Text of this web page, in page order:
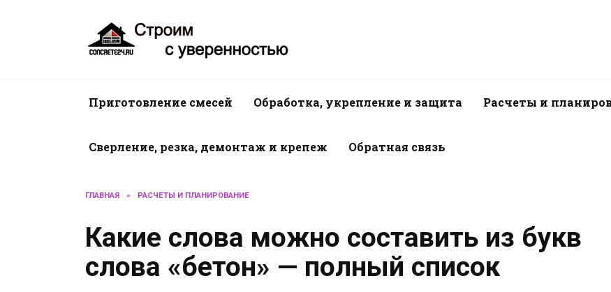
Приготовление смесей Обработка, укрепление и защита Расчеты и
Сверление, резка, демонтаж и крепеж Обратная связь
ГЛАВНАЯ » РАСЧЕТЫ И ПЛАНИРОВАНИЕ
Какие слова можно составить из букв
слова «бетон» — полный список